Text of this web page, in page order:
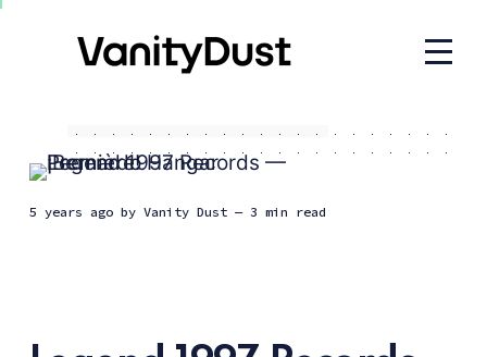
5 years agoby Vanity Dust — 3 min read